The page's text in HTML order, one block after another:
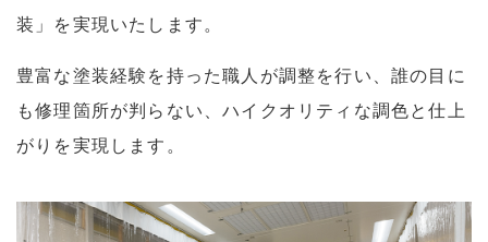
装」を実現いたします。
豊富な塗装経験を持った職人が調整を行い、誰の目に
も修理箇所が判らない、ハイクオリティな調色と仕上
がりを実現します。